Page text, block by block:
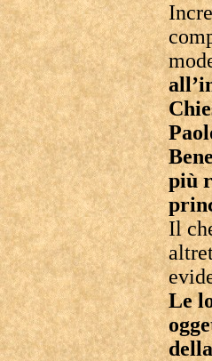
più
Il
Le